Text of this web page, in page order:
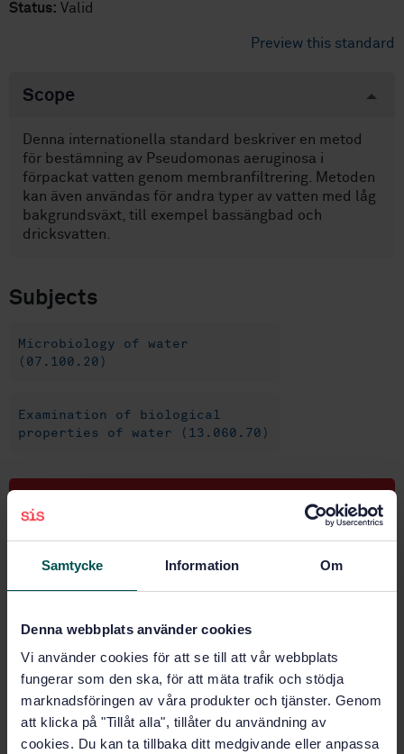
Samtycke Information Om
Denna webbplats använder cookies
Vi använder cookies för att se till att vår webbplats
fungerar som den ska, för att mäta trafik och stödja
marknadsföringen av våra produkter och tjänster. Genom
att klicka på "Tillåt alla", tillåter du användning av
cookies. Du kan ta tillbaka ditt medgivande eller anpassa
Status: Valid
Preview this standard
Scope
Denna internationella standard beskriver en metod
för bestämning av Pseudomonas aeruginosa i
förpackat vatten genom membranfiltrering. Metoden
kan även användas för andra typer av vatten med låg
bakgrundsväxt, till exempel bassängbad och
dricksvatten.
Subjects
Microbiology of water
(07.100.20)
Examination of biological
properties of water (13.060.70)
STANDARD
SWEDISH STANDARD · SS-EN ISO 16266:2008
Water quality - Detection and enumeration of
filtration (ISO 16266:2006)
Subscribe on standards - Read more
Price:
Add to cart